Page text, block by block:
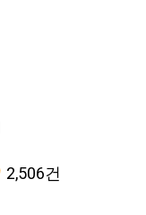
2,506건